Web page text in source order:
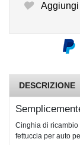
DESCRIZIONE
Cinghia di
fettuccia per auto